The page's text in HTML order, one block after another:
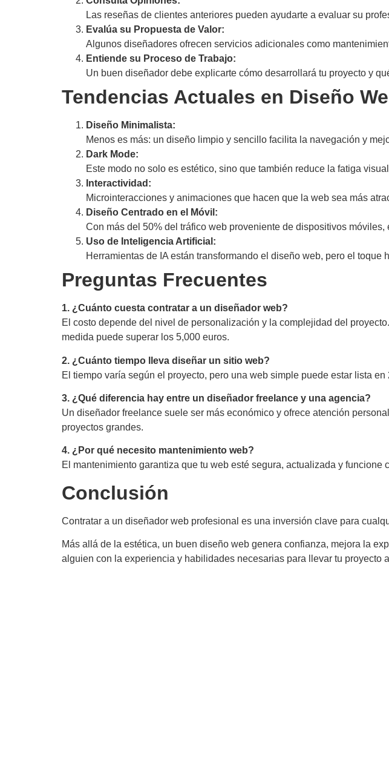
Las reseñas de clientes anteriores pueden ayudarte a evaluar su
Evalúa su Propuesta de Valor:
Algunos diseñadores ofrecen servicios adicionales como
Entiende su Proceso de Trabajo:
Un buen diseñador debe explicarte cómo desarrollará tu proyecto y
Tendencias Actuales en Diseño
Diseño Minimalista:
Menos es más: un diseño limpio y sencillo facilita la navegación y
Dark Mode:
Este modo no solo es estético, sino que también reduce la fatiga
Interactividad:
Microinteracciones y animaciones que hacen que la web sea más
Diseño Centrado en el Móvil:
Con más del 50% del tráfico web proveniente de dispositivos
Uso de Inteligencia Artificial:
Herramientas de IA están transformando el diseño web, pero el
Preguntas Frecuentes
1. ¿Cuánto cuesta contratar a un diseñador web?
El costo depende del nivel de personalización y la complejidad del
medida puede superar los 5,000 euros.
2. ¿Cuánto tiempo lleva diseñar un sitio web?
El tiempo varía según el proyecto, pero una web simple puede estar lista
3. ¿Qué diferencia hay entre un diseñador freelance y una agencia?
Un diseñador freelance suele ser más económico y ofrece atención
proyectos grandes.
4. ¿Por qué necesito mantenimiento web?
El mantenimiento garantiza que tu web esté segura, actualizada y funcione
Conclusión
Contratar a un diseñador web profesional es una inversión clave para
Más allá de la estética, un buen diseño web genera confianza, mejora la
alguien con la experiencia y habilidades necesarias para llevar tu proyecto